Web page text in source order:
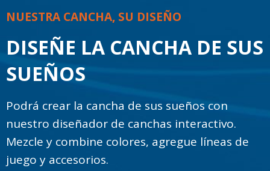
NUESTRA CANCHA, SU DISEÑO
DISEÑE LA CANCHA DE SUS
SUEÑOS
Podrá crear la cancha de sus sueños con
nuestro diseñador de canchas interactivo.
Mezcle y combine colores, agregue líneas de
juego y accesorios.